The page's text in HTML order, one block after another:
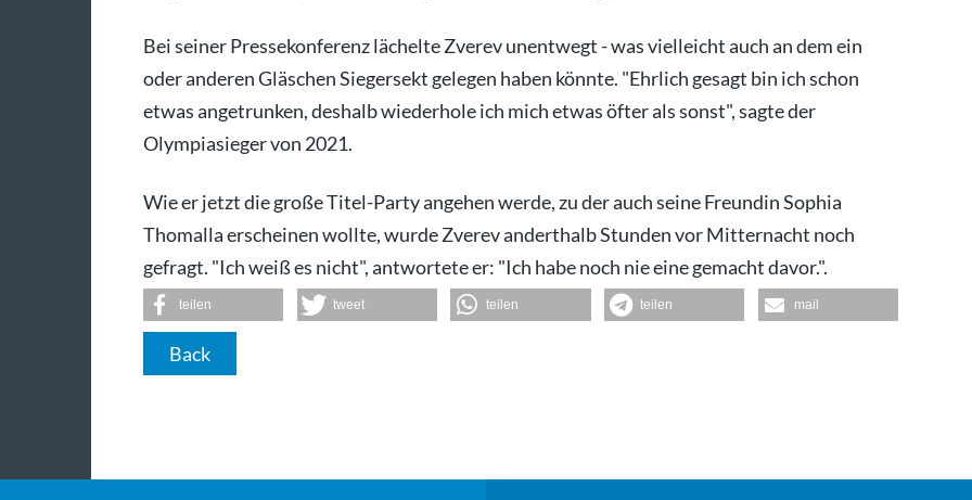
Bei seiner Pressekonferenz lächelte Zverev unentwegt - was vielleicht auch an dem ein
oder anderen Gläschen Siegersekt gelegen haben könnte. "Ehrlich gesagt bin ich schon
etwas angetrunken, deshalb wiederhole ich mich etwas öfter als sonst", sagte der
Olympiasieger von 2021.
Wie er jetzt die große Titel-Party angehen werde, zu der auch seine Freundin Sophia
Thomalla erscheinen wollte, wurde Zverev anderthalb Stunden vor Mitternacht noch
gefragt. "Ich weiß es nicht", antwortete er: "Ich habe noch nie eine gemacht davor.".
teilen tweet teilen teilen mail
Back